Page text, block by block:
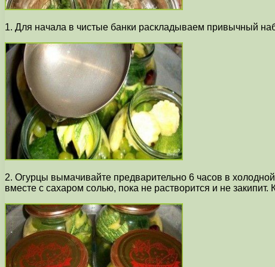
1. Для начала в чистые банки раскладываем привычный
2. Огурцы вымачивайте предварительно 6 часов в
вместе с сахаром солью, пока не растворится и не